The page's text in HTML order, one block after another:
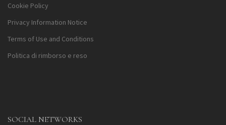
Cookie Policy
Privacy Information Notice
Terms of Use and Conditions
Politica di rimborso e reso
SOCIAL NETWORKS